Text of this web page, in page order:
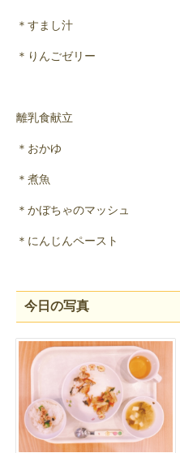
＊すまし汁
＊りんごゼリー
離乳食献立
＊おかゆ
＊煮魚
＊かぼちゃのマッシュ
＊にんじんペースト
今日の写真